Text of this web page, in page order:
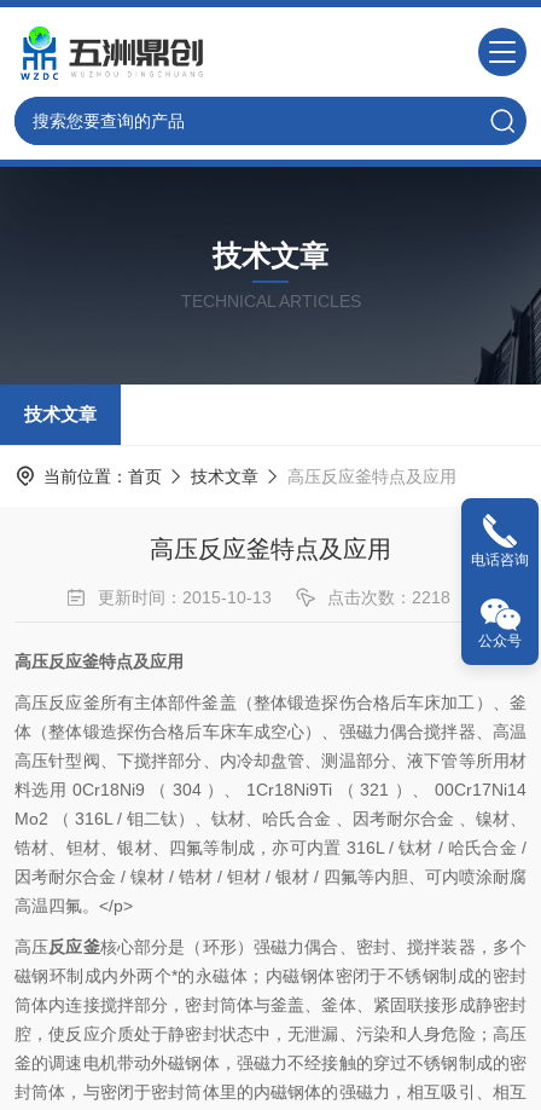
技术文章
TECHNICAL ARTICLES
技术文章
当前位置： 首页 技术文章 高压反应釜特点及应用
高压反应釜特点及应用
更新时间：2015-10-13 点击次数：2218
高压反应釜特点及应用
高压反应釜所有主体部件釜盖（整体锻造探伤合格后车床加工）、釜
体（整体锻造探伤合格后车床车成空心）、强磁力偶合搅拌器、高温
高压针型阀、下搅拌部分、内冷却盘管、测温部分、液下管等所用材
料选用 0Cr18Ni9 （ 304 ）、 1Cr18Ni9Ti （ 321 ）、 00Cr17Ni14
Mo2 （ 316L / 钼二钛）、钛材、哈氏合金 、因考耐尔合金 、镍材、
锆材、钽材、银材、四氟等制成，亦可内置 316L / 钛材 / 哈氏合金 /
因考耐尔合金 / 镍材 / 锆材 / 钽材 / 银材 / 四氟等内胆、可内喷涂耐腐
高温四氟。</p>
高压反应釜核心部分是（环形）强磁力偶合、密封、搅拌装器，多个
磁钢环制成内外两个*的永磁体；内磁钢体密闭于不锈钢制成的密封
筒体内连接搅拌部分，密封筒体与釜盖、釜体、紧固联接形成静密封
腔，使反应介质处于静密封状态中，无泄漏、污染和人身危险；高压
釜的调速电机带动外磁钢体，强磁力不经接触的穿过不锈钢制成的密
封筒体，与密闭于密封筒体里的内磁钢体的强磁力，相互吸引、相互
电话咨询
公众号